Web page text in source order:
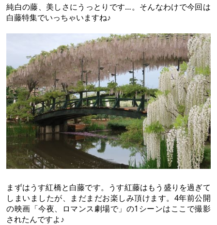
純白の藤、美しさにうっとりです…。そんなわけで今回は
白藤特集でいっちゃいますね♪
まずはうす紅橋と白藤です。うす紅藤はもう盛りを過ぎて
しまいましたが、まだまだお楽しみ頂けます。4年前公開
の映画「今夜、ロマンス劇場で」の1シーンはここで撮影
されたんですよ♪